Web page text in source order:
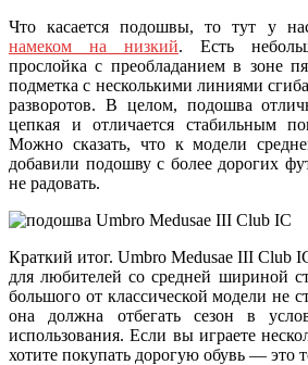
Что касается подошвы, то тут у
намеком на низкий. Есть
прослойка с преобладанием в зоне
подметка с несколькими линиями
разворотов. В целом, подошва
цепкая и отличается стабильным
Можно сказать, что к модели
добавили подошву с более дорогих
не радовать.
Краткий итог. Umbro Medusae III Club
для любителей со средней шириной
большого от классической модели не
она должна отбегать сезон в
использования. Если вы играете
хотите покупать дорогую обувь — это